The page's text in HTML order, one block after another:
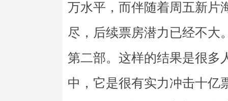
万水平，而伴随着周五新片
尽，后续票房潜力已经不大
第二部。这样的结果是很多
中，它是很有实力冲击十亿